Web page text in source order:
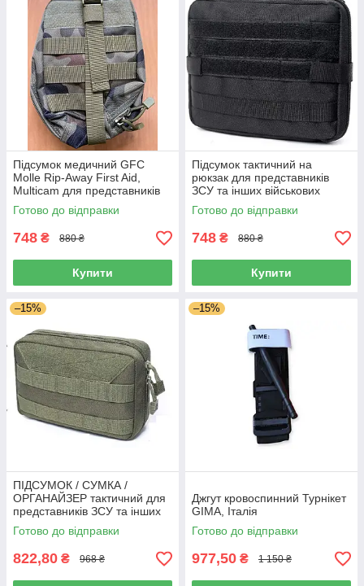
Підсумок медичний GFC
Molle Rip-Away First Aid,
Multicam для представників
ЗСУ, Польша
Готово до відправки
748 ₴ 880 ₴
Купити
Підсумок тактичний на
рюкзак для представників
ЗСУ та інших військових
спеціальностей, чорний
Готово до відправки
748 ₴ 880 ₴
Купити
–15%
ПІДСУМОК / СУМКА /
ОРГАНАЙЗЕР тактичний для
представників ЗСУ та інших
військових спеціальностей
Готово до відправки
822,80 ₴ 968 ₴
–15%
Джгут кровоспинний Турнікет
GIMA, Італія
Готово до відправки
977,50 ₴ 1 150 ₴